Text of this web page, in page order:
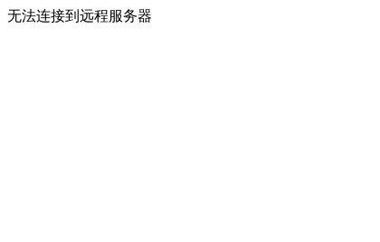
无法连接到远程服务器